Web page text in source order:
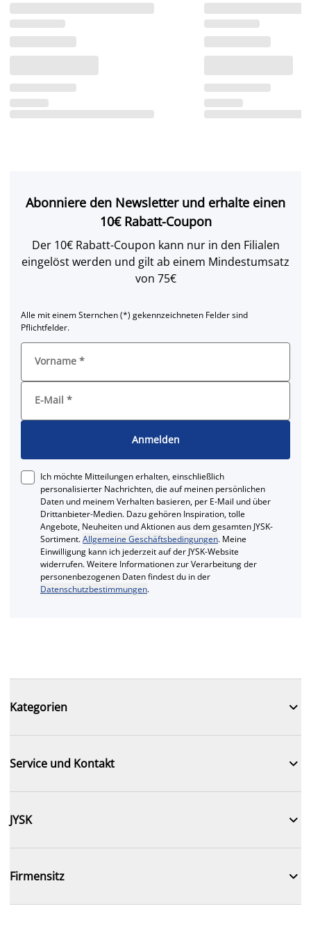
Abonniere den Newsletter und erhalte einen
10€ Rabatt-Coupon
Der 10€ Rabatt-Coupon kann nur in den Filialen
eingelöst werden und gilt ab einem Mindestumsatz
von 75€
Alle mit einem Sternchen (*) gekennzeichneten Felder sind
Pflichtfelder.
Vorname *
E-Mail *
Anmelden
Ich möchte Mitteilungen erhalten, einschließlich
personalisierter Nachrichten, die auf meinen persönlichen
Daten und meinem Verhalten basieren, per E-Mail und über
Drittanbieter-Medien. Dazu gehören Inspiration, tolle
Angebote, Neuheiten und Aktionen aus dem gesamten JYSK-
Sortiment.Allgemeine Geschäftsbedingungen. Meine
Einwilligung kann ich jederzeit auf der JYSK-Website
widerrufen. Weitere Informationen zur Verarbeitung der
personenbezogenen Daten findest du in der
Datenschutzbestimmungen.
Kategorien 
Service und Kontakt 
JYSK 
Firmensitz 